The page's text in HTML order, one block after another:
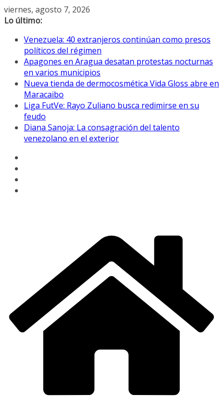
Saltar
al
viernes, agosto 7, 2026
Lo último:
Venezuela: 40 extranjeros continúan como presos
políticos del régimen
Apagones en Aragua desatan protestas nocturnas
en varios municipios
Nueva tienda de dermocosmética Vida Gloss abre en
Maracaibo
Liga FutVe: Rayo Zuliano busca redimirse en su
feudo
Diana Sanoja: La consagración del talento
venezolano en el exterior